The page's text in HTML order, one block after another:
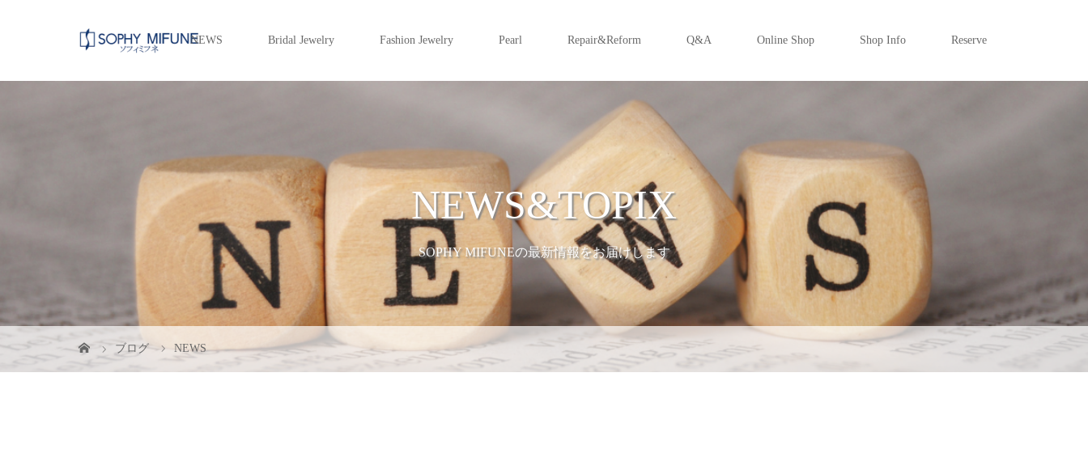
NEWS Bridal Jewelry Fashion Jewelry Pearl Repair&Reform Q&A Online Shop Shop Info Reserve
NEWS&TOPIX
SOPHY MIFUNEの最新情報をお届けします
ブログ NEWS